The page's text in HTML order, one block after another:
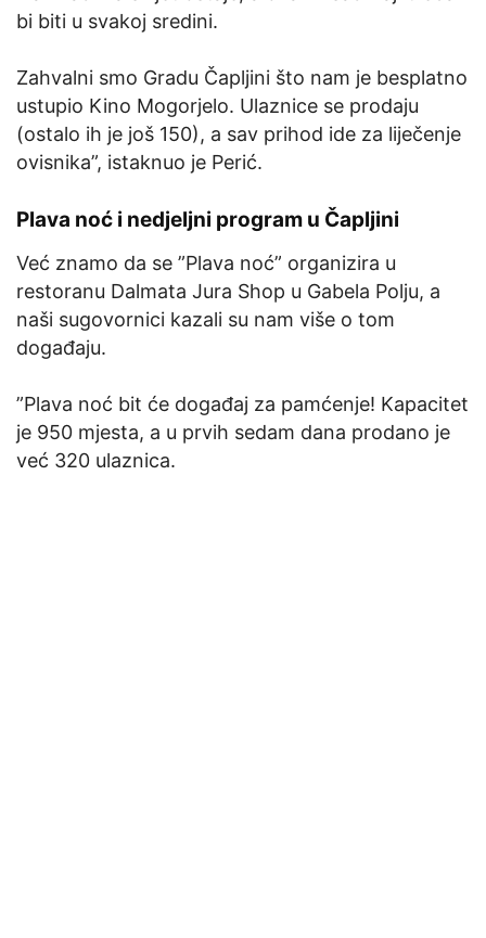
bi biti u svakoj sredini.
Zahvalni smo Gradu Čapljini što nam je besplatno
ustupio Kino Mogorjelo. Ulaznice se prodaju
(ostalo ih je još 150), a sav prihod ide za liječenje
ovisnika”, istaknuo je Perić.
Plava noć i nedjeljni program u Čapljini
Već znamo da se ”Plava noć” organizira u
restoranu Dalmata Jura Shop u Gabela Polju, a
naši sugovornici kazali su nam više o tom
događaju.
”Plava noć bit će događaj za pamćenje! Kapacitet
je 950 mjesta, a u prvih sedam dana prodano je
već 320 ulaznica.